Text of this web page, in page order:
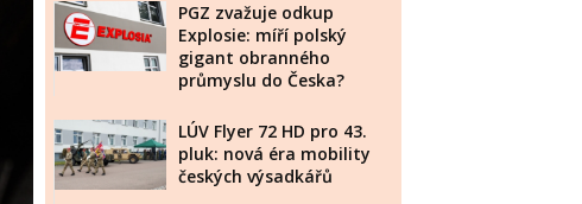
PGZ zvažuje odkup
Explosie: míří polský
gigant obranného
průmyslu do Česka?
LÚV Flyer 72 HD pro 43.
pluk: nová éra mobility
českých výsadkářů